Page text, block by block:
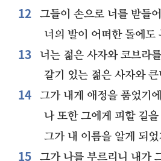
12⁠ 그들이 손으로 너를 받들
너의 발이 어떠한 돌에도
13⁠ 너는 젊은 사자와 코브라
갈기 있는 젊은 사자와
14⁠ 그가 내게 애정을 품었기
나 또한 그에게 피할 길
그가 내 이름을 알게 되
15⁠ 그가 나를 부르리니 내가